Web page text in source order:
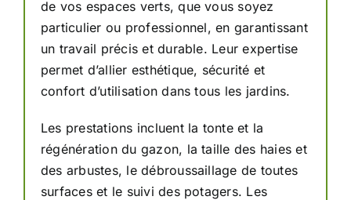
de vos espaces verts, que vous soyez
particulier ou professionnel, en garantissant
un travail précis et durable. Leur expertise
permet d’allier esthétique, sécurité et
confort d’utilisation dans tous les jardins.
Les prestations incluent la tonte et la
régénération du gazon, la taille des haies et
des arbustes, le débroussaillage de toutes
surfaces et le suivi des potagers. Les